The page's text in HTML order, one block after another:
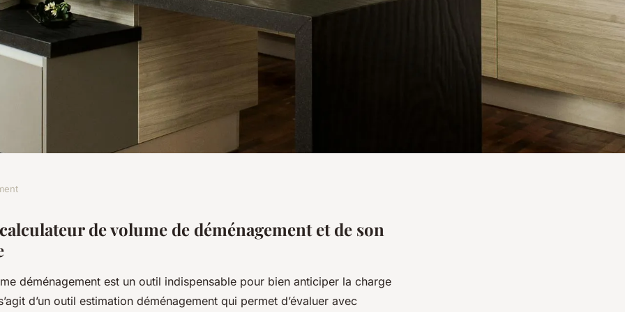
de volume
exclusive
de volume de déménagement et de son
déménagement est un outil indispensable pour bien anticiper la charge
d’un outil estimation déménagement qui permet d’évaluer avec